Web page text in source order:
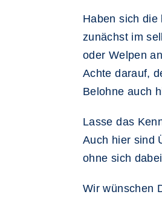
Haben sich die
zunächst im
oder Welpen
Achte darauf,
Belohne auch
Lasse das
Auch hier sind
ohne sich
Wir wünschen